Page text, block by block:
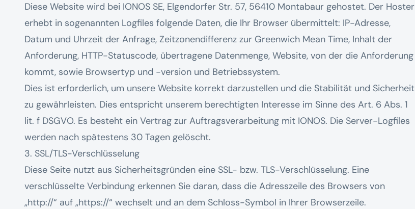
Diese Website wird bei IONOS SE, Elgendorfer Str. 57, 56410 Montabaur gehostet. Der Hoster
erhebt in sogenannten Logfiles folgende Daten, die Ihr Browser übermittelt: IP-Adresse,
Datum und Uhrzeit der Anfrage, Zeitzonendifferenz zur Greenwich Mean Time, Inhalt der
Anforderung, HTTP-Statuscode, übertragene Datenmenge, Website, von der die Anforderung
kommt, sowie Browsertyp und -version und Betriebssystem.
Dies ist erforderlich, um unsere Website korrekt darzustellen und die Stabilität und Sicherheit
zu gewährleisten. Dies entspricht unserem berechtigten Interesse im Sinne des Art. 6 Abs. 1
lit. f DSGVO. Es besteht ein Vertrag zur Auftragsverarbeitung mit IONOS. Die Server-Logfiles
werden nach spätestens 30 Tagen gelöscht.
3. SSL/TLS-Verschlüsselung
Diese Seite nutzt aus Sicherheitsgründen eine SSL- bzw. TLS-Verschlüsselung. Eine
verschlüsselte Verbindung erkennen Sie daran, dass die Adresszeile des Browsers von
„http://“ auf „https://“ wechselt und an dem Schloss-Symbol in Ihrer Browserzeile.